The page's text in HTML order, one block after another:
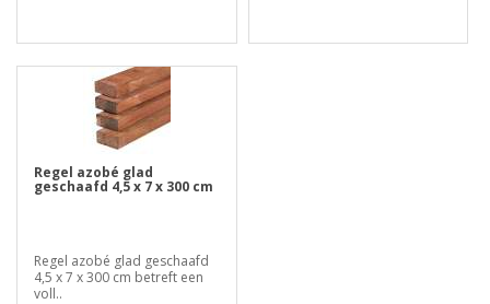
Regel azobé glad
geschaafd 4,5 x 7 x 300 cm
Regel azobé glad geschaafd
4,5 x 7 x 300 cm betreft een
voll..